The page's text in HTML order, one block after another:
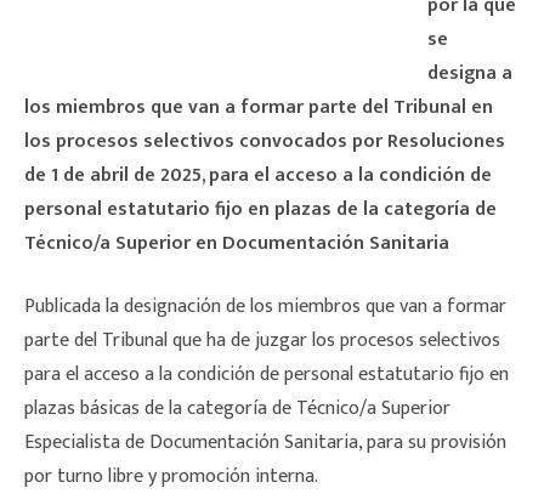
se
designa a
los miembros que van a formar parte del Tribunal en
los procesos selectivos convocados por Resoluciones
de 1 de abril de 2025, para el acceso a la condición de
personal estatutario fijo en plazas de la categoría de
Técnico/a Superior en Documentación Sanitaria
Publicada la designación de los miembros que van a formar
parte del Tribunal que ha de juzgar los procesos selectivos
para el acceso a la condición de personal estatutario fijo en
plazas básicas de la categoría de Técnico/a Superior
Especialista de Documentación Sanitaria, para su provisión
por turno libre y promoción interna.